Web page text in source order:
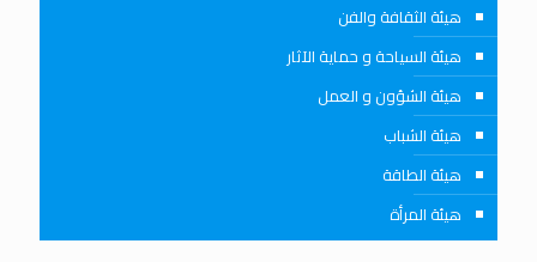
هيئة الثقافة والفن
هيئة السياحة و حماية الآثار
هيئة الشؤون و العمل
هيئة الشباب
هيئة الطاقة
هيئة المرأة